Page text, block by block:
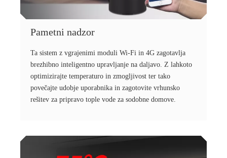
Pametni nadzor
Ta sistem z vgrajenimi moduli Wi-Fi in 4G zagotavlja
brezhibno inteligentno upravljanje na daljavo. Z lahkoto
optimizirajte temperaturo in zmogljivost ter tako
povečajte udobje uporabnika in zagotovite vrhunsko
rešitev za pripravo tople vode za sodobne domove.